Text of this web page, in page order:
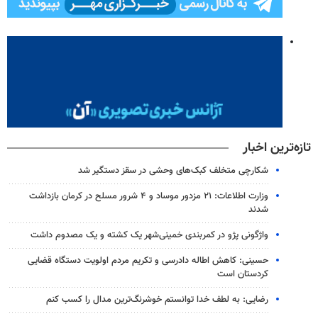
تازه‌ترین اخبار
شکارچی متخلف کبک‌های وحشی در سقز دستگیر شد
وزارت اطلاعات: ۲۱ مزدور موساد و ۴ شرور مسلح در کرمان بازداشت
شدند
واژگونی پژو در کمربندی خمینی‌شهر یک کشته و یک مصدوم داشت
حسینی: کاهش اطاله دادرسی و تکریم مردم اولویت دستگاه قضایی
کردستان است
رضایی: به لطف خدا توانستم خوشرنگ‌ترین مدال را کسب کنم